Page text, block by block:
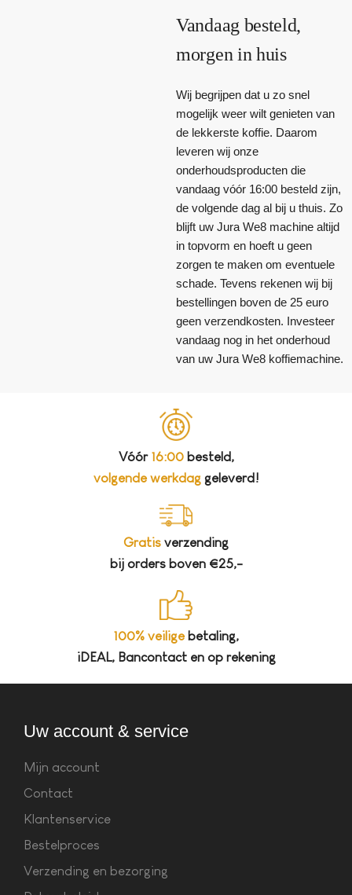
Vandaag besteld,
morgen in huis
Wij begrijpen dat u zo snel
mogelijk weer wilt genieten van
de lekkerste koffie. Daarom
leveren wij onze
onderhoudsproducten die
vandaag vóór 16:00 besteld zijn,
de volgende dag al bij u thuis. Zo
blijft uw Jura We8 machine altijd
in topvorm en hoeft u geen
zorgen te maken om eventuele
schade. Tevens rekenen wij bij
bestellingen boven de 25 euro
geen verzendkosten. Investeer
vandaag nog in het onderhoud
van uw Jura We8 koffiemachine.
Vóór 16:00besteld,
volgende werkdaggeleverd!
Gratis verzending
bij orders boven €25,-
100% veiligebetaling,
iDEAL, Bancontact en op rekening
Uw account & service
Mijn account
Contact
Klantenservice
Bestelproces
Verzending en bezorging